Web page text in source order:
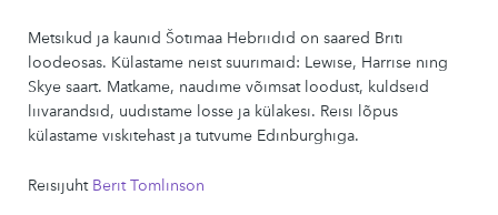
Metsikud ja kaunid Šotimaa Hebriidid on saared Briti
loodeosas. Külastame neist suurimaid: Lewise, Harrise ning
Skye saart. Matkame, naudime võimsat loodust, kuldseid
liivarandsid, uudistame losse ja külakesi. Reisi lõpus
külastame viskitehast ja tutvume Edinburghiga.
Reisijuht Berit Tomlinson